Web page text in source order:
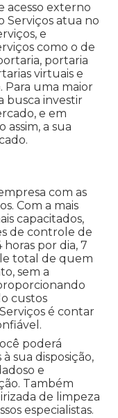
acesso externo
Serviços atua no
e
como o de
portaria
virtuais e
Para uma maior
busca investir
e em
a sua
com as
Com a mais
capacitados,
de controle de
por dia, 7
total de quem
sem a
custos
é contar
poderá
sua disposição,
e
Também
de limpeza
especialistas.